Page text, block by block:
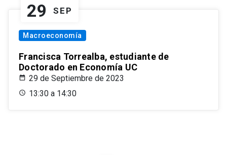
29 SEP
Macroeconomía
Francisca Torrealba, estudiante de
Doctorado en Economía UC
29 de Septiembre de 2023
13:30 a 14:30